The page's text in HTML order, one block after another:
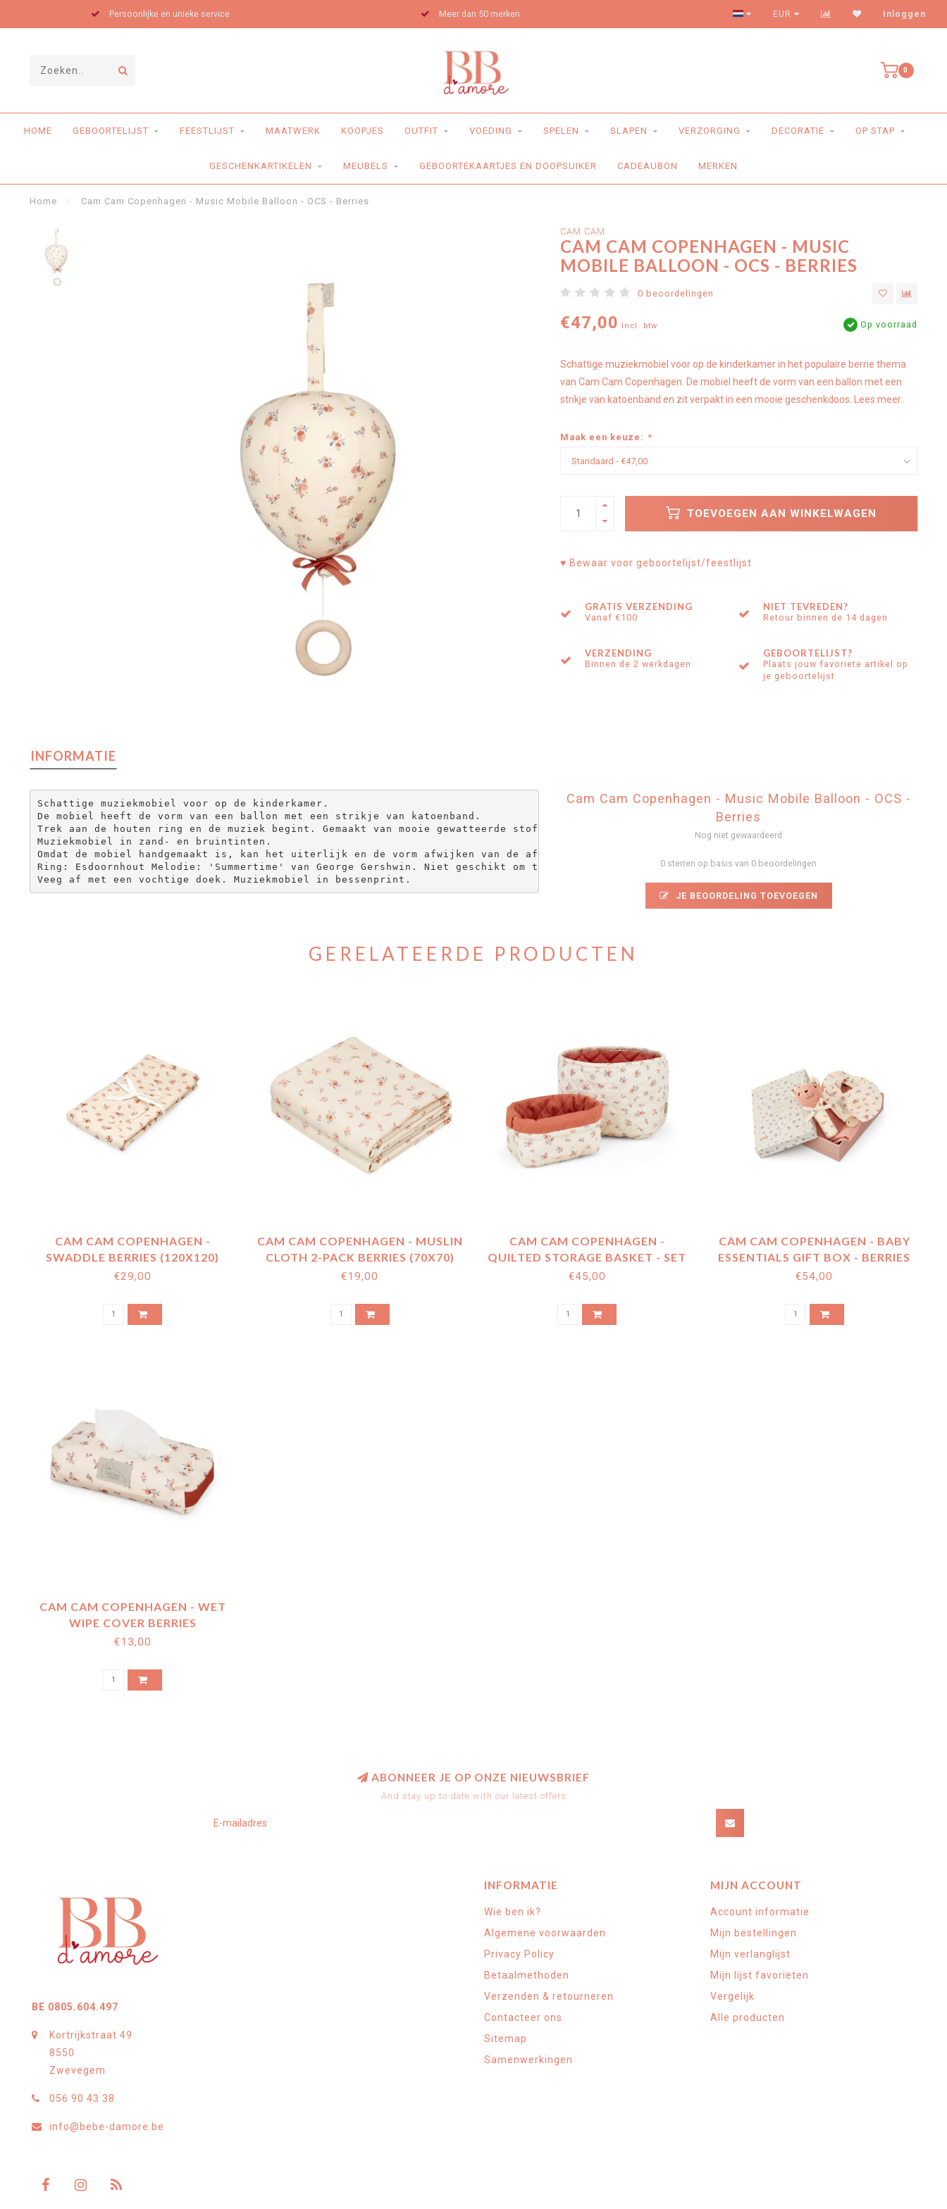
Persoonlijke en unieke service Meer dan 50 merken Levering aan huis
EUR Inloggen
0
HOME GEBOORTELIJST FEESTLIJST MAATWERK KOOPJES OUTFIT VOEDING SPELEN SLAPEN VERZORGING DECORATIE OP STAP
GESCHENKARTIKELEN MEUBELS GEBOORTEKAARTJES EN DOOPSUIKER CADEAUBON MERKEN
Home / Cam Cam Copenhagen - Music Mobile Balloon - OCS - Berries
CAM CAM
CAM CAM COPENHAGEN - MUSIC
MOBILE BALLOON - OCS - BERRIES
0 beoordelingen
€47,00 Incl. btw Op voorraad
Schattige muziekmobiel voor op de kinderkamer in het populaire berrie thema
van Cam Cam Copenhagen. De mobiel heeft de vorm van een ballon met een
strikje van katoenband en zit verpakt in een mooie geschenkdoos.
Lees meer..
Maak een keuze: *
TOEVOEGEN AAN WINKELWAGEN
♥ Bewaar voor geboortelijst/feestlijst
GRATIS VERZENDING
Vanaf €100
NIET TEVREDEN?
Retour binnen de 14 dagen
VERZENDING
Binnen de 2 werkdagen
GEBOORTELIJST?
Plaats jouw favoriete artikel op
je geboortelijst
INFORMATIE
Schattige muziekmobiel voor op de kinderkamer.
De mobiel heeft de vorm van een ballon met een strikje van katoenband.
Trek aan de houten ring en de muziek begint. Gemaakt van mooie gewatteerde stof.
Muziekmobiel in zand- en bruintinten.
Omdat de mobiel handgemaakt is, kan het uiterlijk en de vorm afwijken van de afbeelding.
Ring: Esdoornhout Melodie: 'Summertime' van George Gershwin. Niet geschikt om te wassen.
Veeg af met een vochtige doek. Muziekmobiel in bessenprint.
Cam Cam Copenhagen - Music Mobile Balloon - OCS -
Berries
Nog niet gewaardeerd
0 sterren op basis van 0 beoordelingen
JE BEOORDELING TOEVOEGEN
GERELATEERDE PRODUCTEN
CAM CAM COPENHAGEN -
SWADDLE BERRIES (120X120)
€29,00
CAM CAM COPENHAGEN - MUSLIN
CLOTH 2-PACK BERRIES (70X70)
€19,00
CAM CAM COPENHAGEN -
QUILTED STORAGE BASKET - SET
OF 2 BERRIES
€45,00
CAM CAM COPENHAGEN - BABY
ESSENTIALS GIFT BOX - BERRIES
€54,00
CAM CAM COPENHAGEN - WET
WIPE COVER BERRIES
€13,00
ABONNEER JE OP ONZE NIEUWSBRIEF
And stay up to date with our latest offers
BE 0805.604.497
Kortrijkstraat 49
8550
Zwevegem
056 90 43 38
info@bebe-damore.be
INFORMATIE
Wie ben ik?
Algemene voorwaarden
Privacy Policy
Betaalmethoden
Verzenden & retourneren
Contacteer ons
Sitemap
Samenwerkingen
MIJN ACCOUNT
Account informatie
Mijn bestellingen
Mijn verlanglijst
Mijn lijst favorieten
Vergelijk
Alle producten